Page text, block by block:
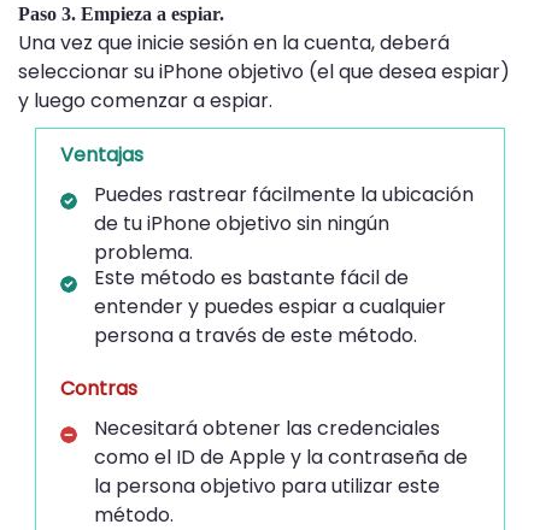
Paso 3. Empieza a espiar.
Una vez que inicie sesión en la cuenta, deberá
seleccionar su iPhone objetivo (el que desea espiar)
y luego comenzar a espiar.
Ventajas
Puedes rastrear fácilmente la ubicación
de tu iPhone objetivo sin ningún
problema.
Este método es bastante fácil de
entender y puedes espiar a cualquier
persona a través de este método.
Contras
Necesitará obtener las credenciales
como el ID de Apple y la contraseña de
la persona objetivo para utilizar este
método.